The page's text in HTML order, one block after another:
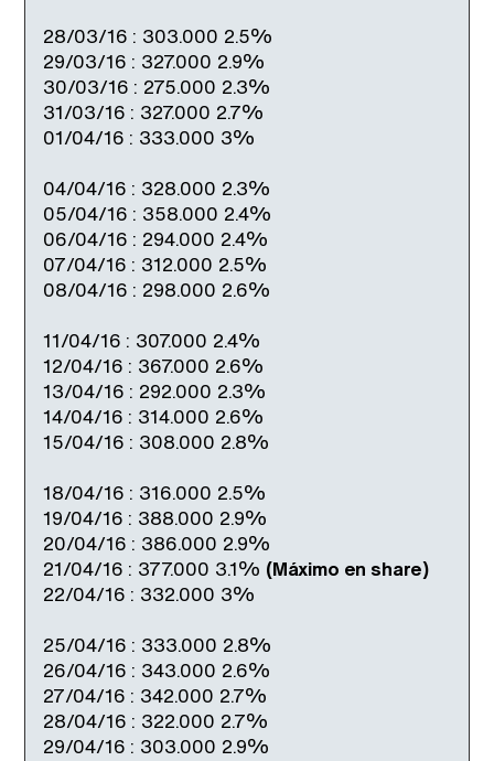
28/03/16 : 303.000 2.5%
29/03/16 : 327.000 2.9%
30/03/16 : 275.000 2.3%
31/03/16 : 327.000 2.7%
01/04/16 : 333.000 3%
04/04/16 : 328.000 2.3%
05/04/16 : 358.000 2.4%
06/04/16 : 294.000 2.4%
07/04/16 : 312.000 2.5%
08/04/16 : 298.000 2.6%
11/04/16 : 307.000 2.4%
12/04/16 : 367.000 2.6%
13/04/16 : 292.000 2.3%
14/04/16 : 314.000 2.6%
15/04/16 : 308.000 2.8%
18/04/16 : 316.000 2.5%
19/04/16 : 388.000 2.9%
20/04/16 : 386.000 2.9%
21/04/16 : 377.000 3.1% (Máximo en share)
22/04/16 : 332.000 3%
25/04/16 : 333.000 2.8%
26/04/16 : 343.000 2.6%
27/04/16 : 342.000 2.7%
28/04/16 : 322.000 2.7%
29/04/16 : 303.000 2.9%